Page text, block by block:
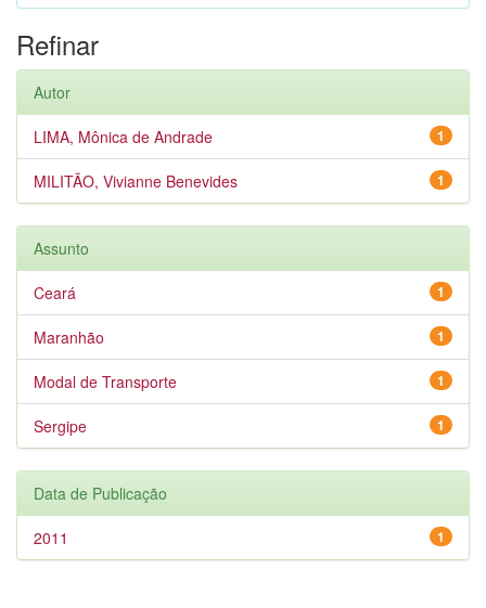
Refinar
Autor
1
LIMA, Mônica de Andrade
1
MILITÃO, Vivianne Benevides
Assunto
1
Ceará
1
Maranhão
1
Modal de Transporte
1
Sergipe
Data de Publicação
1
2011